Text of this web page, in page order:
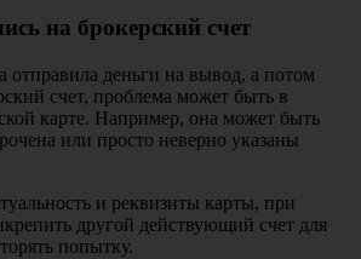
на брокерский счет
отправила деньги на вывод, а потом
счет, проблема может быть в
карте. Например, она может быть
или просто неверно указаны
и реквизиты карты, при
другой действующий счет для
попытку.